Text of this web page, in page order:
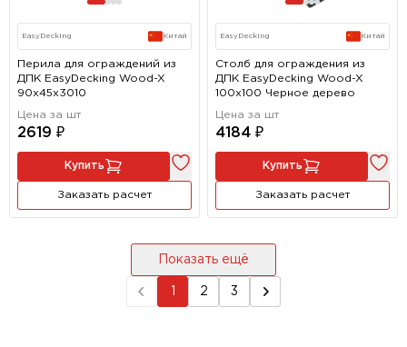
EasyDecking Китай
Перила для ограждений из
ДПК EasyDecking Wood-X
90х45х3010
Цена за шт
2619 ₽
Купить
Заказать расчет
EasyDecking Китай
Столб для ограждения из
ДПК EasyDecking Wood-X
100х100 Черное дерево
Цена за шт
4184 ₽
Купить
Заказать расчет
Показать ещё
2 3